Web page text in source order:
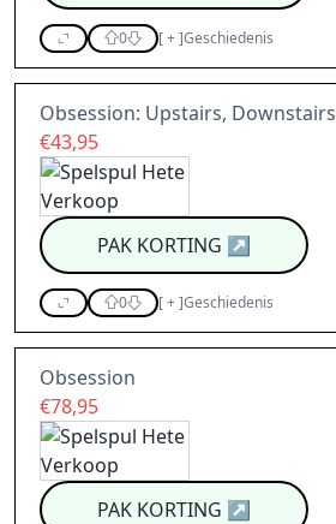
0 [+]Geschiedenis
Obsession: Upstairs, Downstairs
€43,95
PAK KORTING ↗
0 [+]Geschiedenis
Obsession
€78,95
PAK KORTING ↗